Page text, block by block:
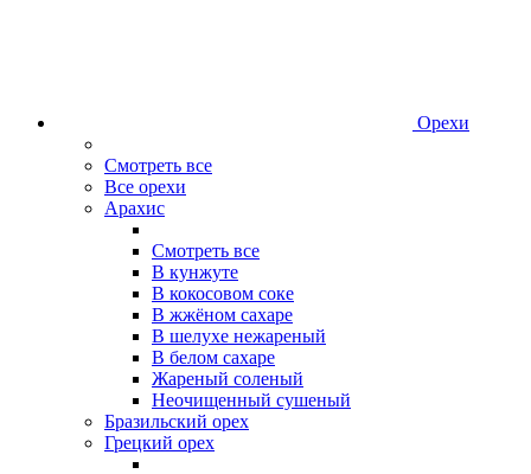
Орехи
Смотреть все
Все орехи
Арахис
Смотреть все
В кунжуте
В кокосовом соке
В жжёном сахаре
В шелухе нежареный
В белом сахаре
Жареный соленый
Неочищенный сушеный
Бразильский орех
Грецкий орех